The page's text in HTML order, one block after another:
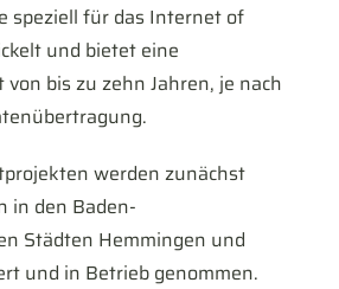
speziell für das Internet of
und bietet eine
bis zu zehn Jahren, je nach
werden zunächst
in den Baden-
Städten Hemmingen und
und in Betrieb genommen.